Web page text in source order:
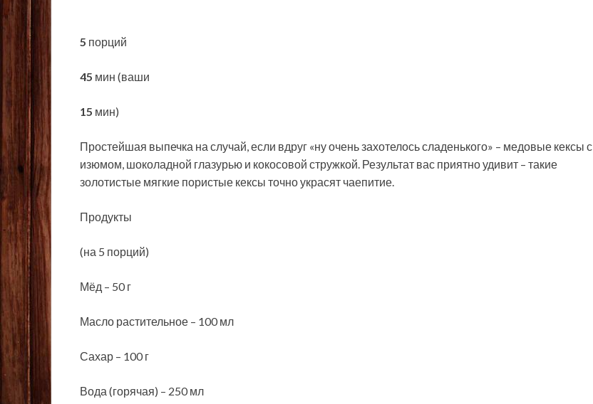
5 порций
45 мин (ваши
15 мин)
Простейшая выпечка на случай, если вдруг «ну очень захотелось сладенького» – медовые кексы с
изюмом, шоколадной глазурью и кокосовой стружкой. Результат вас приятно удивит – такие
золотистые мягкие пористые кексы точноукрасят чаепитие.
Продукты
(на 5 порций)
Мёд – 50 г
Масло растительное – 100 мл
Сахар – 100 г
Вода (горячая) – 250 мл